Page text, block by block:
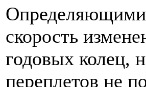
Определяющими
скорость
годовых колец,
переплетов не